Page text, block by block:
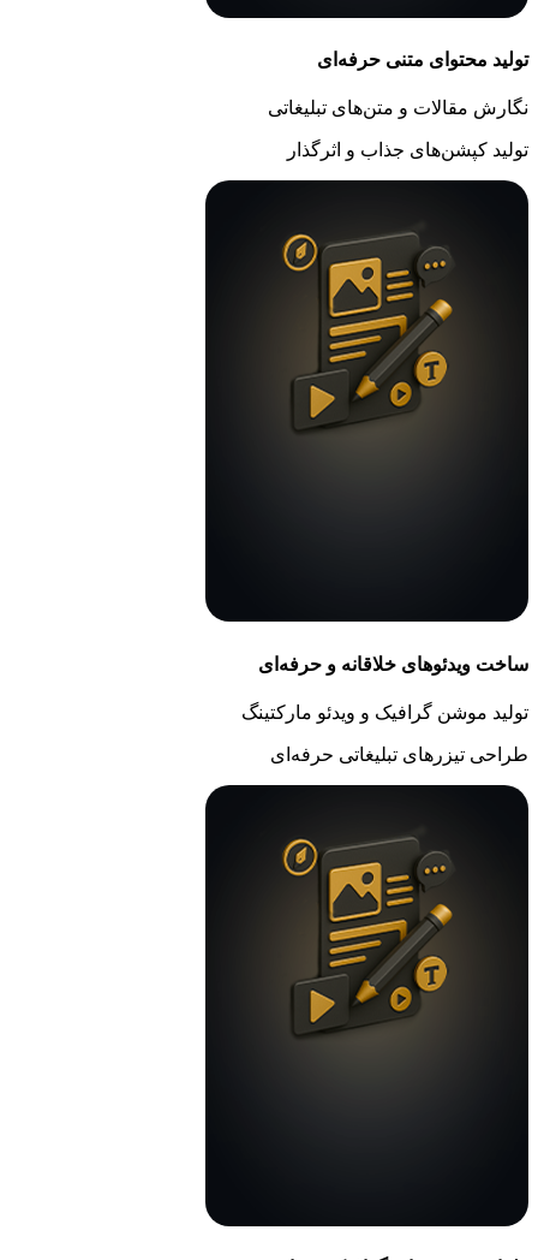
تولید محتوای متنی حرفه‌ای
نگارش مقالات و متن‌های تبلیغاتی
تولید کپشن‌های جذاب و اثرگذار
ساخت ویدئوهای خلاقانه و حرفه‌ای
تولید موشن گرافیک و ویدئو مارکتینگ
طراحی تیزرهای تبلیغاتی حرفه‌ای